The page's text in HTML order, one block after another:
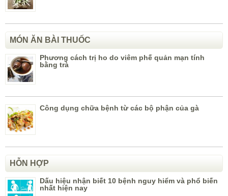
MÓN ĂN BÀI THUỐC
Phương cách trị ho do viêm phế quản mạn tính
bằng trà
Công dụng chữa bệnh từ các bộ phận của gà
HỖN HỢP
Dấu hiệu nhận biết 10 bệnh nguy hiểm và phổ biến
nhất hiện nay